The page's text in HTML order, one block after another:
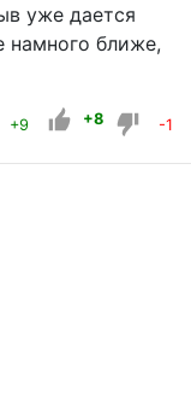
уже дается
намного ближе,
+9 +8 -1